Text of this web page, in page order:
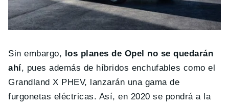
Sin embargo, los planes de Opel no se quedarán
ahí, pues además de híbridos enchufables como el
Grandland X PHEV, lanzarán una gama de
furgonetas eléctricas. Así, en 2020 se pondrá a la